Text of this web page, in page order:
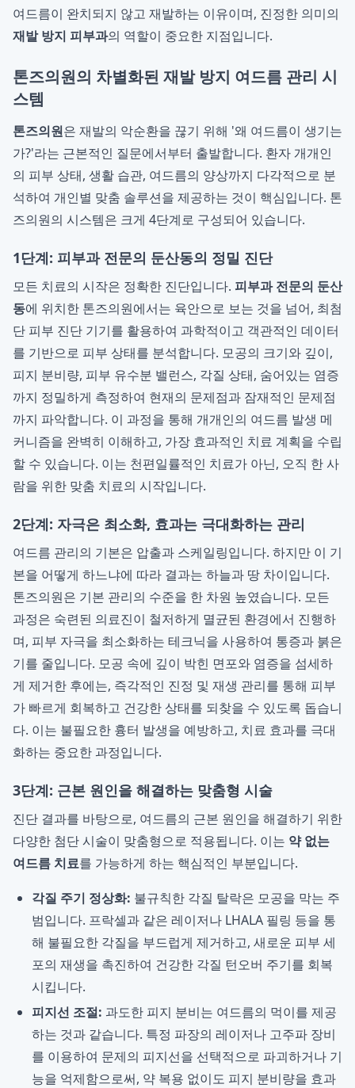
여드름이 완치되지 않고 재발하는 이유이며, 진정한 의미의
재발 방지 피부과의 역할이 중요한 지점입니다.
톤즈의원의 차별화된 재발 방지 여드름 관리 시
스템
톤즈의원은 재발의 악순환을 끊기 위해 '왜 여드름이 생기는
가?'라는 근본적인 질문에서부터 출발합니다. 환자 개개인
의 피부 상태, 생활 습관, 여드름의 양상까지 다각적으로 분
석하여 개인별 맞춤 솔루션을 제공하는 것이 핵심입니다. 톤
즈의원의 시스템은 크게 4단계로 구성되어 있습니다.
1단계: 피부과 전문의 둔산동의 정밀 진단
모든 치료의 시작은 정확한 진단입니다. 피부과 전문의 둔산
동에 위치한 톤즈의원에서는 육안으로 보는 것을 넘어, 최첨
단 피부 진단 기기를 활용하여 과학적이고 객관적인 데이터
를 기반으로 피부 상태를 분석합니다. 모공의 크기와 깊이,
피지 분비량, 피부 유수분 밸런스, 각질 상태, 숨어있는 염증
까지 정밀하게 측정하여 현재의 문제점과 잠재적인 문제점
까지 파악합니다. 이 과정을 통해 개개인의 여드름 발생 메
커니즘을 완벽히 이해하고, 가장 효과적인 치료 계획을 수립
할 수 있습니다. 이는 천편일률적인 치료가 아닌, 오직 한 사
람을 위한 맞춤 치료의 시작입니다.
2단계: 자극은 최소화, 효과는 극대화하는 관리
여드름 관리의 기본은 압출과 스케일링입니다. 하지만 이 기
본을 어떻게 하느냐에 따라 결과는 하늘과 땅 차이입니다.
톤즈의원은 기본 관리의 수준을 한 차원 높였습니다. 모든
과정은 숙련된 의료진이 철저하게 멸균된 환경에서 진행하
며, 피부 자극을 최소화하는 테크닉을 사용하여 통증과 붉은
기를 줄입니다. 모공 속에 깊이 박힌 면포와 염증을 섬세하
게 제거한 후에는, 즉각적인 진정 및 재생 관리를 통해 피부
가 빠르게 회복하고 건강한 상태를 되찾을 수 있도록 돕습니
다. 이는 불필요한 흉터 발생을 예방하고, 치료 효과를 극대
화하는 중요한 과정입니다.
3단계: 근본 원인을 해결하는 맞춤형 시술
진단 결과를 바탕으로, 여드름의 근본 원인을 해결하기 위한
다양한 첨단 시술이 맞춤형으로 적용됩니다. 이는 약 없는
여드름 치료를 가능하게 하는 핵심적인 부분입니다.
각질 주기 정상화: 불규칙한 각질 탈락은 모공을 막는 주
범입니다. 프락셀과 같은 레이저나 LHALA 필링 등을 통
해 불필요한 각질을 부드럽게 제거하고, 새로운 피부 세
포의 재생을 촉진하여 건강한 각질 턴오버 주기를 회복
시킵니다.
피지선 조절: 과도한 피지 분비는 여드름의 먹이를 제공
하는 것과 같습니다. 특정 파장의 레이저나 고주파 장비
를 이용하여 문제의 피지선을 선택적으로 파괴하거나 기
능을 억제함으로써, 약 복용 없이도 피지 분비량을 효과